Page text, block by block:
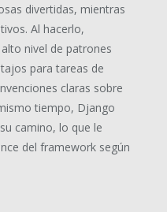
divertidas, mientras
Al hacerlo,
nivel de patrones
para tareas de
claras sobre
tiempo, Django
camino, lo que le
del framework según